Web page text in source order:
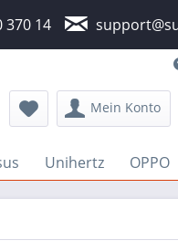
370 14
Mein Konto
Unihertz OPPO